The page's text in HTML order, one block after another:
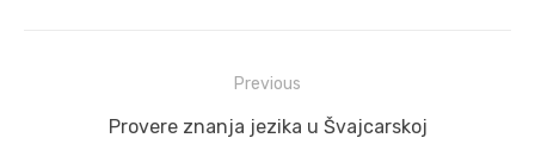
navigation
Previous
Previous
Provere znanja jezika u Švajcarskoj